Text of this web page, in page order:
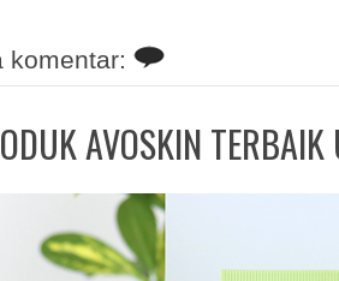
komentar:
AVOSKIN